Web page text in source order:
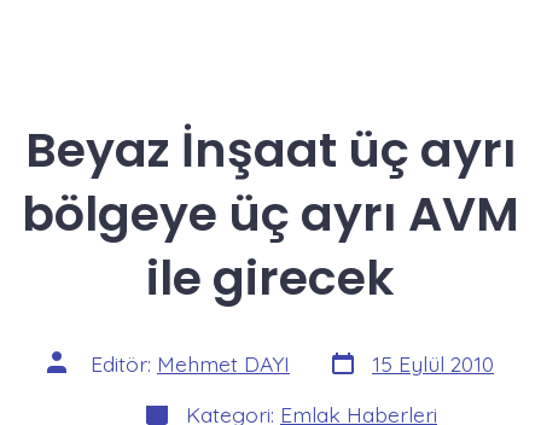
Beyaz İnşaat üç ayrı
bölgeye üç ayrı AVM
ile girecek
Yazının
yazarı
Editör: Mehmet DAYI Yazı
tarihi
15 Eylül 2010
Kategoriler
Kategori: Emlak Haberleri